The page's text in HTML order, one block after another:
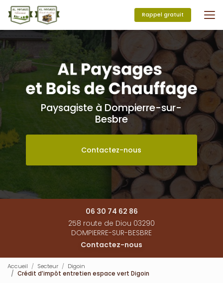
Aller
au
contenu
principal
Rappel gratuit
Paysagiste à Dompierre-sur-
Besbre
Contactez-nous
06 30 74 62 86
258 route de Diou 03290
DOMPIERRE-SUR-BESBRE
Contactez-nous
Accueil Secteur
Digoin
Crédit d’impôt entretien espace vert Digoin